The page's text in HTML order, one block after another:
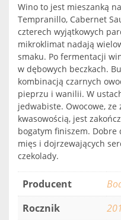
Wino to jest mieszanką
Tempranillo, Cabernet
czterech wyjątkowych
mikroklimat nadają
smaku. Po fermentacji
w dębowych beczkach.
kombinacją czarnych
pieprzu i wanilii. W
jedwabiste. Owocowe, ze
kwasowością, jest
bogatym finiszem. Dobre
mięs i dojrzewających
czekolady.
Producent
Rocznik